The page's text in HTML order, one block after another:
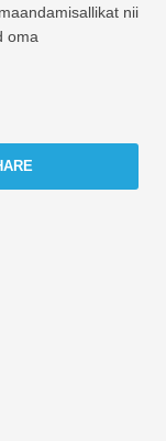
nii
oma